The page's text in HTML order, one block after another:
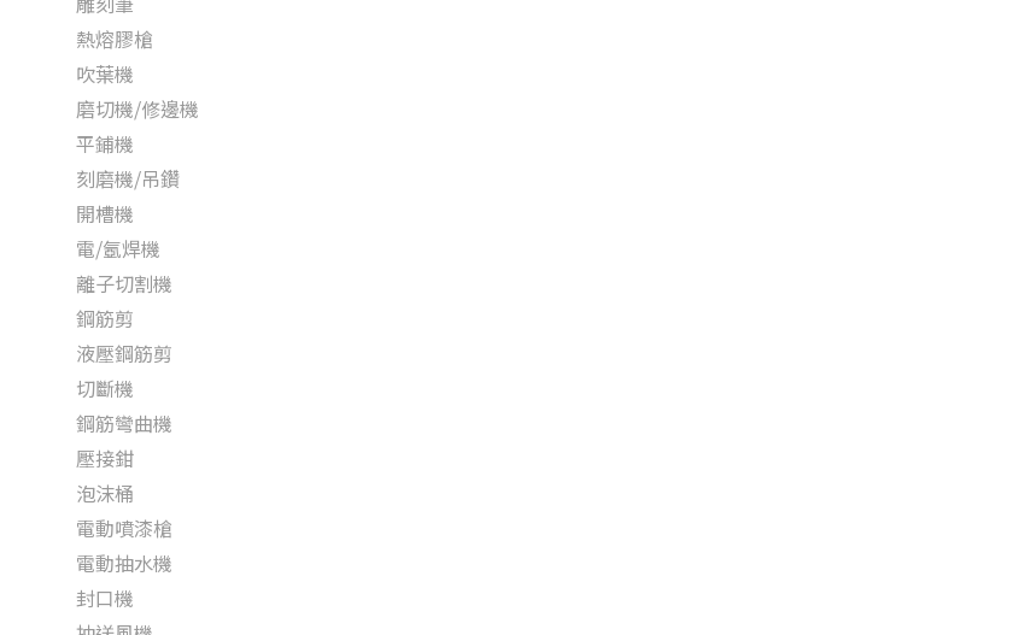
熱熔膠槍
吹葉機
磨切機/修邊機
平鋪機
刻磨機/吊鑽
開槽機
電/氬焊機
離子切割機
鋼筋剪
液壓鋼筋剪
切斷機
鋼筋彎曲機
壓接鉗
泡沫桶
電動噴漆槍
電動抽水機
封口機